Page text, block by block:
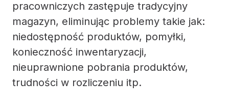
pracowniczych zastępuje tradycyjny
magazyn, eliminując problemy takie jak:
niedostępność produktów, pomyłki,
konieczność inwentaryzacji,
nieuprawnione pobrania produktów,
trudności w rozliczeniu itp.